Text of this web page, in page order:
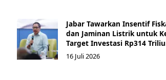
Jabar Tawarkan Insentif
dan Jaminan Listrik untuk
Target Investasi Rp314
16 Juli 2026